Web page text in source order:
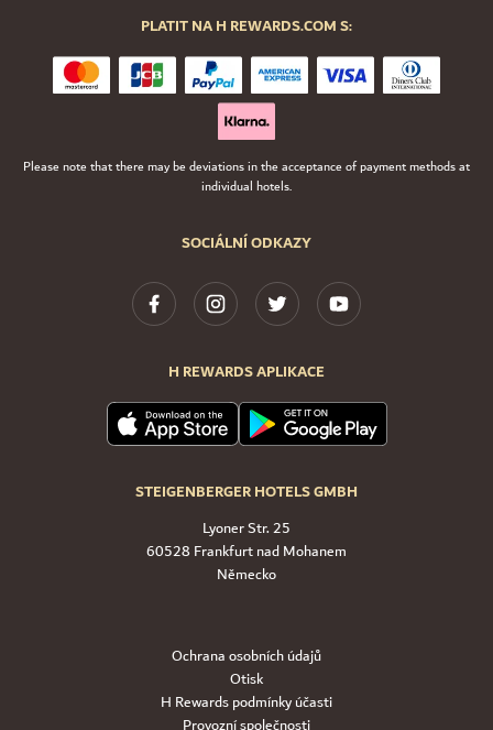
SOCIÁLNÍ ODKAZY
H REWARDS APLIKACE
STEIGENBERGER HOTELS GMBH
Lyoner Str. 25
60528 Frankfurt nad Mohanem
Německo
PLATIT NA H REWARDS.COM S:
Please note that there may be deviations in the acceptance of payment methods at
individual hotels.
Ochrana osobních údajů
Otisk
H Rewards podmínky účasti